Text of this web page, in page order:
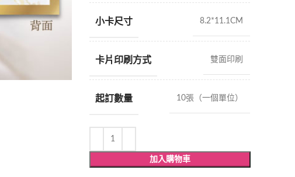
小卡尺寸 8.2*11.1CM
卡片印刷方式 雙面印刷
起訂數量 10張（一個單位）
加入購物車